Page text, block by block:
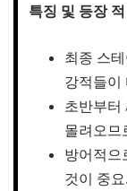
특징 및 등장 적
최종 스
강적들이
초반부터
몰려오므
방어적으
것이 중요.